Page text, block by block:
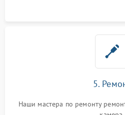
5.
Наши мастера по ремонту